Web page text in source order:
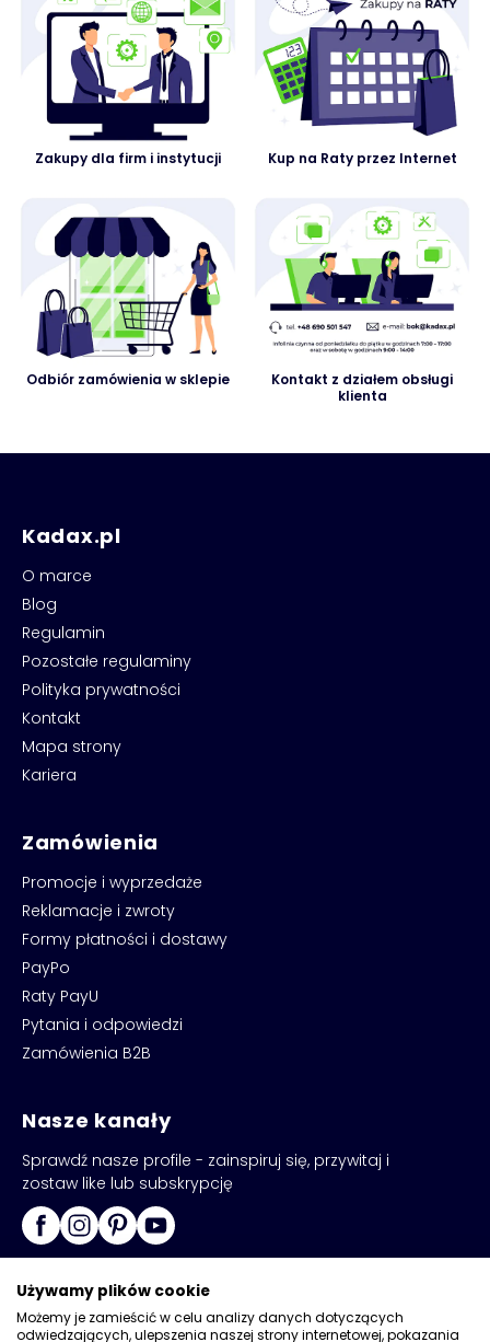
Zakupy dla firm i instytucji Kup na Raty przez Internet
Odbiór zamówienia w sklepie
Kontakt z działem obsługi
klienta
Kadax.pl
O marce
Blog
Regulamin
Pozostałe regulaminy
Polityka prywatności
Kontakt
Mapa strony
Kariera
Zamówienia
Promocje i wyprzedaże
Reklamacje i zwroty
Formy płatności i dostawy
PayPo
Raty PayU
Pytania i odpowiedzi
Zamówienia B2B
Nasze kanały
Sprawdź nasze profile - zainspiruj się, przywitaj i
zostaw like lub subskrypcję
Używamy plików cookie
Możemy je zamieścić w celu analizy danych dotyczących
odwiedzających, ulepszenia naszej strony internetowej, pokazania